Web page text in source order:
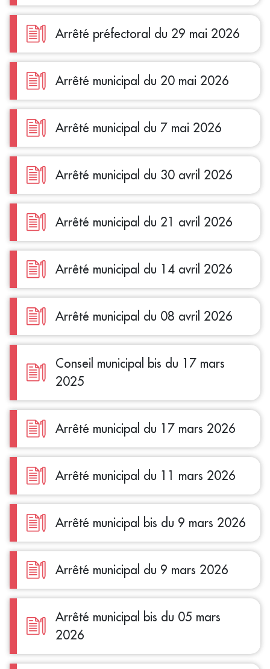
Arrêté préfectoral du 29 mai 2026
Arrêté municipal du 20 mai 2026
Arrêté municipal du 7 mai 2026
Arrêté municipal du 30 avril 2026
Arrêté municipal du 21 avril 2026
Arrêté municipal du 14 avril 2026
Arrêté municipal du 08 avril 2026
Conseil municipal bis du 17 mars
2025
Arrêté municipal du 17 mars 2026
Arrêté municipal du 11 mars 2026
Arrêté municipal bis du 9 mars 2026
Arrêté municipal du 9 mars 2026
Arrêté municipal bis du 05 mars
2026